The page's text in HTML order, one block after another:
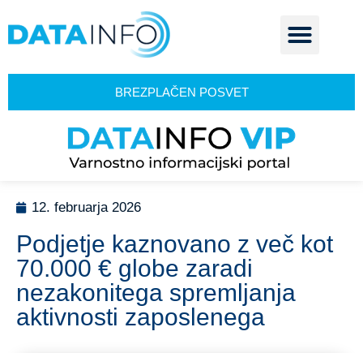
BREZPLAČEN POSVET
12. februarja 2026
Podjetje kaznovano z več kot
70.000 € globe zaradi
nezakonitega spremljanja
aktivnosti zaposlenega